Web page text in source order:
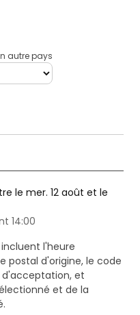
autre pays
le mer. 12 août et le
14:00
l'heure
postal d'origine, le code
et
et de la